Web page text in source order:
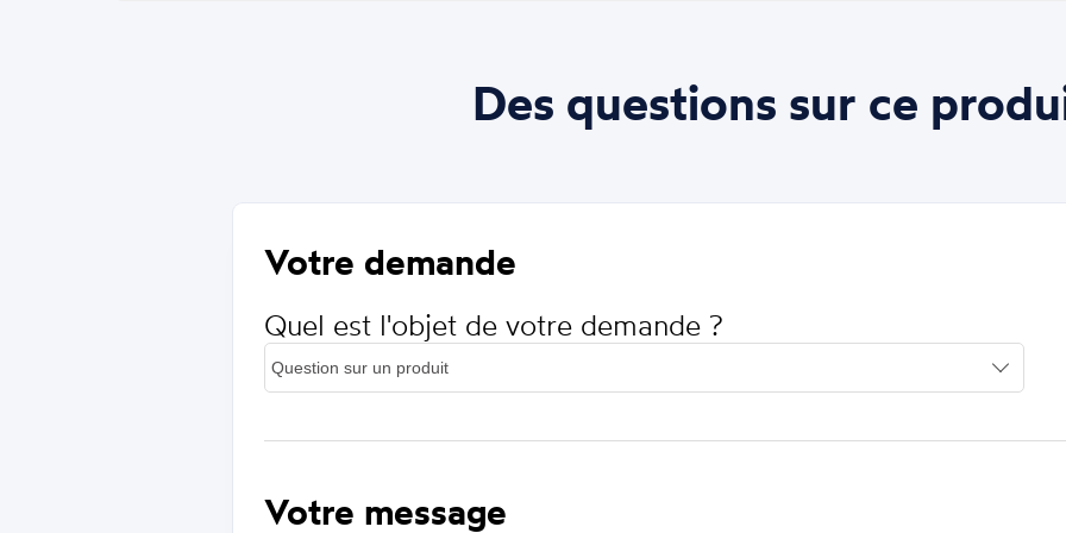
Des questions sur ce
Votre demande
Quel est l'objet de votre demande ?
Votre message